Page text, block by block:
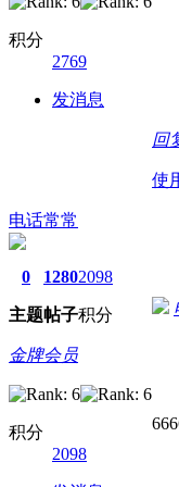
积分
2769
发消息
回
使
电话常常
0
主题
1280
帖子
2098
积分
金牌会员
积分
2098